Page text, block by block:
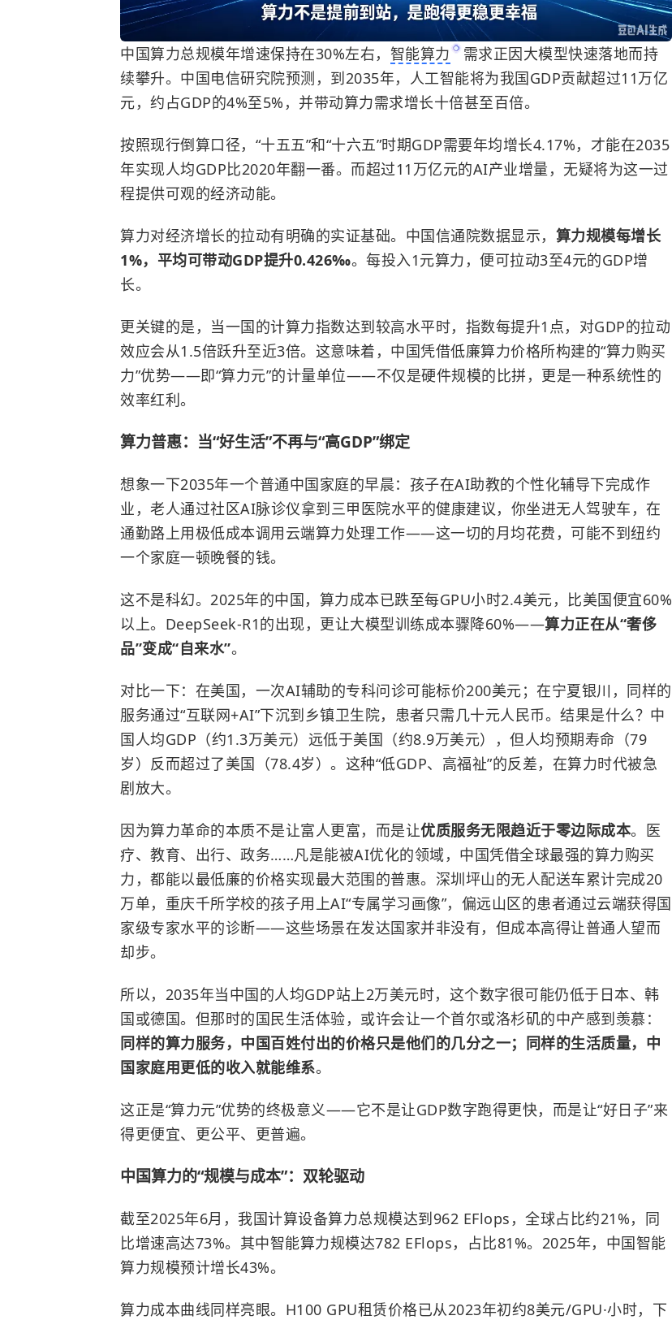
中国算力总规模年增速保持在30%左右， 智能算力
需求正因大模型快速落地而持
续攀升。中国电信研究院预测，到2035年，人工智能将为我国GDP贡献超过11万亿
元，约占GDP的4%至5%，并带动算力需求增长十倍甚至百倍。
按照现行倒算口径，“十五五”和“十六五”时期GDP需要年均增长4.17%，才能在2035
年实现人均GDP比2020年翻一番。而超过11万亿元的AI产业增量，无疑将为这一过
程提供可观的经济动能。
算力对经济增长的拉动有明确的实证基础。中国信通院数据显示， 算力规模每增长
1%，平均可带动GDP提升0.426‰。每投入1元算力，便可拉动3至4元的GDP增
长。
更关键的是，当一国的计算力指数达到较高水平时，指数每提升1点，对GDP的拉动
效应会从1.5倍跃升至近3倍。这意味着，中国凭借低廉算力价格所构建的“算力购买
力”优势——即“算力元”的计量单位——不仅是硬件规模的比拼，更是一种系统性的
效率红利。
算力普惠：当“好生活”不再与“高GDP”绑定
想象一下2035年一个普通中国家庭的早晨：孩子在AI助教的个性化辅导下完成作
业，老人通过社区AI脉诊仪拿到三甲医院水平的健康建议，你坐进无人驾驶车，在
通勤路上用极低成本调用云端算力处理工作——这一切的月均花费，可能不到纽约
一个家庭一顿晚餐的钱。
这不是科幻。2025年的中国，算力成本已跌至每GPU小时2.4美元，比美国便宜60%
以上。DeepSeek-R1的出现，更让大模型训练成本骤降60%——算力正在从“奢侈
品”变成“自来水”。
对比一下：在美国，一次AI辅助的专科问诊可能标价200美元；在宁夏银川，同样的
服务通过“互联网+AI”下沉到乡镇卫生院，患者只需几十元人民币。结果是什么？中
国人均GDP（约1.3万美元）远低于美国（约8.9万美元），但人均预期寿命（79
岁）反而超过了美国（78.4岁）。这种“低GDP、高福祉”的反差，在算力时代被急
剧放大。
因为算力革命的本质不是让富人更富，而是让优质服务无限趋近于零边际成本。医
疗、教育、出行、政务……凡是能被AI优化的领域，中国凭借全球最强的算力购买
力，都能以最低廉的价格实现最大范围的普惠。深圳坪山的无人配送车累计完成20
万单，重庆千所学校的孩子用上AI“专属学习画像”，偏远山区的患者通过云端获得国
家级专家水平的诊断——这些场景在发达国家并非没有，但成本高得让普通人望而
却步。
所以，2035年当中国的人均GDP站上2万美元时，这个数字很可能仍低于日本、韩
国或德国。但那时的国民生活体验，或许会让一个首尔或洛杉矶的中产感到羡慕：
同样的算力服务，中国百姓付出的价格只是他们的几分之一；同样的生活质量，中
国家庭用更低的收入就能维系。
这正是“算力元”优势的终极意义——它不是让GDP数字跑得更快，而是让“好日子”来
得更便宜、更公平、更普遍。
中国算力的“规模与成本”：双轮驱动
截至2025年6月，我国计算设备算力总规模达到962 EFlops，全球占比约21%，同
比增速高达73%。其中智能算力规模达782 EFlops，占比81%。2025年，中国智能
算力规模预计增长43%。
算力成本曲线同样亮眼。H100 GPU租赁价格已从2023年初约8美元/GPU·小时，下